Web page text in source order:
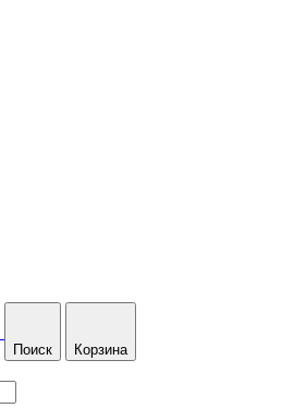
Поиск Корзина